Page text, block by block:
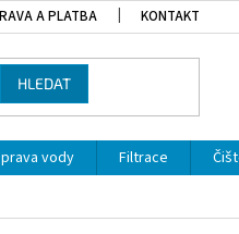
A PLATBA KONTAKT
HLEDAT
vody Filtrace